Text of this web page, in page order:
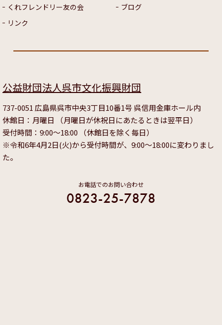
くれフレンドリー友の会
リンク
ブログ
公益財団法人呉市文化振興財団
737-0051 広島県呉市中央3丁目10番1号 呉信用金庫ホール内
休館日：月曜日 （月曜日が休祝日にあたるときは翌平日）
受付時間：9:00～18:00 （休館日を除く毎日）
※令和6年4月2日(火)から受付時間が、9:00～18:00に変わりまし
た。
お電話でのお問い合わせ
0823-25-7878